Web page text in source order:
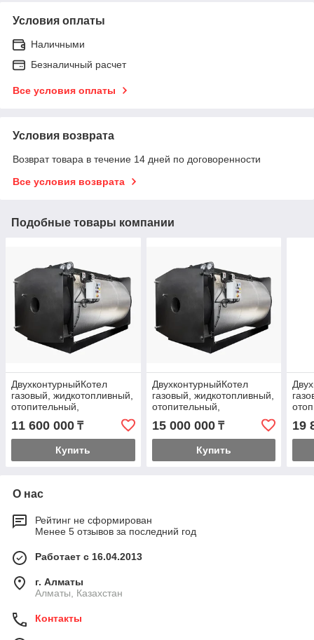
Условия оплаты
Наличными
Безналичный расчет
Все условия оплаты
Условия возврата
Возврат товара в течение 14 дней по договоренности
Все условия возврата
Подобные товары компании
ДвухконтурныйКотел
газовый, жидкотопливный,
отопительный,
напольный,стальной,
водогрейный Cronos BB -
1800
11 600 000 ₸
Купить
ДвухконтурныйКотел
газовый, жидкотопливный,
отопительный,
напольный,стальной,
водогрейный Cronos BB -
2000
15 000 000₸
Купить
19
О нас
Рейтинг не сформирован
Менее 5 отзывов за последний год
Работает с 16.04.2013
г. Алматы
Алматы, Казахстан
Контакты